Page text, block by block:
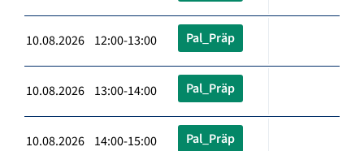
10.08.2026 12:00-13:00 Pal_Präp
10.08.2026 13:00-14:00 Pal_Präp
10.08.2026 14:00-15:00 Pal_Präp